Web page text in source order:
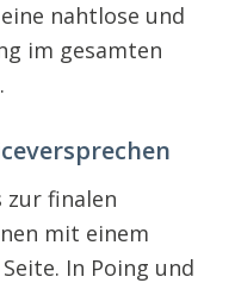
nahtlose und
im gesamten
zur finalen
mit einem
In Poing und